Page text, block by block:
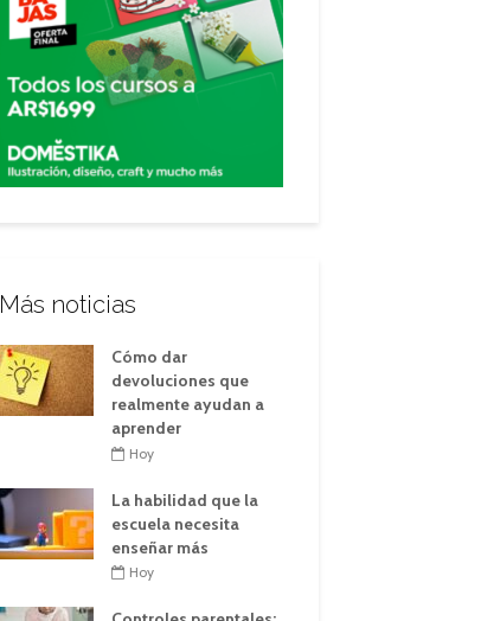
Más noticias
Cómo dar
devoluciones que
realmente ayudan a
aprender
Hoy
La habilidad que la
escuela necesita
enseñar más
Hoy